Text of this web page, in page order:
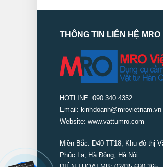
THÔNG TIN LIÊN HỆ MRO
HOTLINE: 090 340 4352
Email: kinhdoanh@mrovietnam.vn
Website: www.vattumro.com
Miền Bắc: D40 TT18, Khu đô thị
Phúc La, Hà Đông, Hà Nội